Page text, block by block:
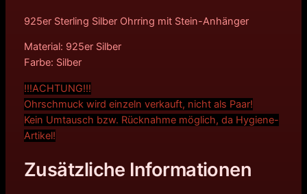
925er Sterling Silber Ohrring mit Stein-Anhänger
Material: 925er Silber
Farbe: Silber
!!!ACHTUNG!!!
Ohrschmuck wird einzeln verkauft, nicht als Paar!
Kein Umtausch bzw. Rücknahme möglich, da Hygiene-
Artikel!
Zusätzliche Informationen